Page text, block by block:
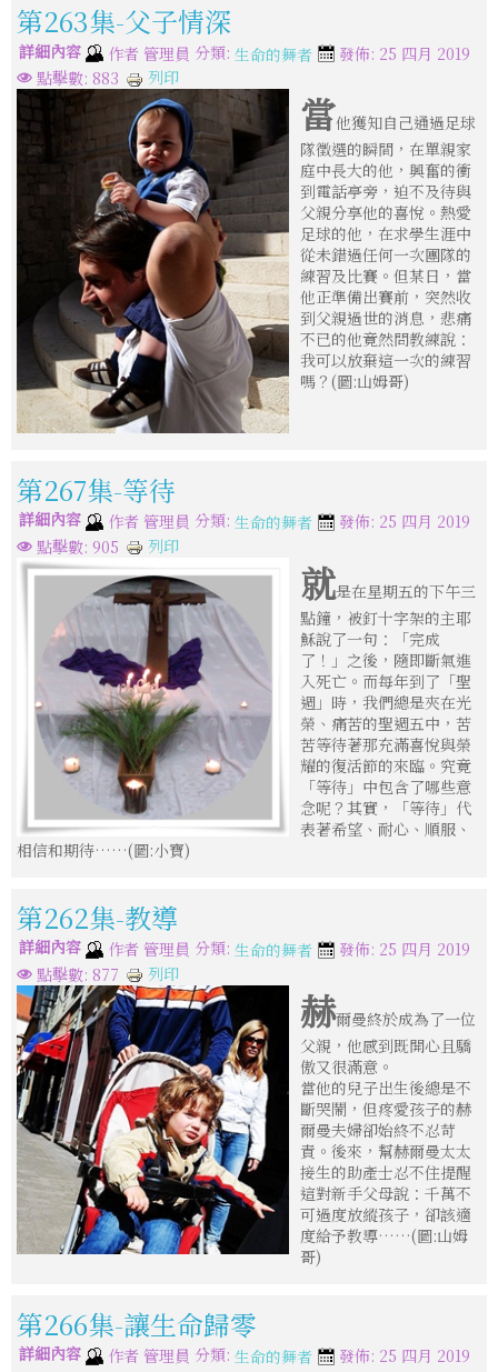
第263集-父子情深
詳細內容 作者 管理員 分類: 生命的舞者
發佈: 25 四月 2019
點擊數: 883
列印
當他獲知自己通過足球
隊徵選的瞬間，在單親家
庭中長大的他，興奮的衝
到電話亭旁，迫不及待與
父親分享他的喜悅。熱愛
足球的他，在求學生涯中
從未錯過任何一次團隊的
練習及比賽。但某日，當
他正準備出賽前，突然收
到父親過世的消息，悲痛
不已的他竟然問教練說：
我可以放棄這一次的練習
嗎？(圖:山姆哥)
第267集-等待
詳細內容 作者 管理員 分類: 生命的舞者
發佈: 25 四月 2019
點擊數: 905
列印
就是在星期五的下午三
點鐘，被釘十字架的主耶
穌說了一句：「完成
了！」之後，隨即斷氣進
入死亡。而每年到了「聖
週」時，我們總是夾在光
榮、痛苦的聖週五中，苦
苦等待著那充滿喜悅與榮
耀的復活節的來臨。究竟
「等待」中包含了哪些意
念呢？其實，「等待」代
表著希望、耐心、順服、
相信和期待……(圖:小寶)
第262集-教導
詳細內容 作者 管理員 分類: 生命的舞者
發佈: 25 四月 2019
點擊數: 877
列印
赫爾曼終於成為了一位
父親，他感到既開心且驕
傲又很滿意。
當他的兒子出生後總是不
斷哭鬧，但疼愛孩子的赫
爾曼夫婦卻始終不忍苛
責。後來，幫赫爾曼太太
接生的助產士忍不住提醒
這對新手父母說：千萬不
可過度放縱孩子，卻該適
度給予教導……(圖:山姆
哥)
第266集-讓生命歸零
詳細內容 作者 管理員 分類: 生命的舞者
發佈: 25 四月 2019